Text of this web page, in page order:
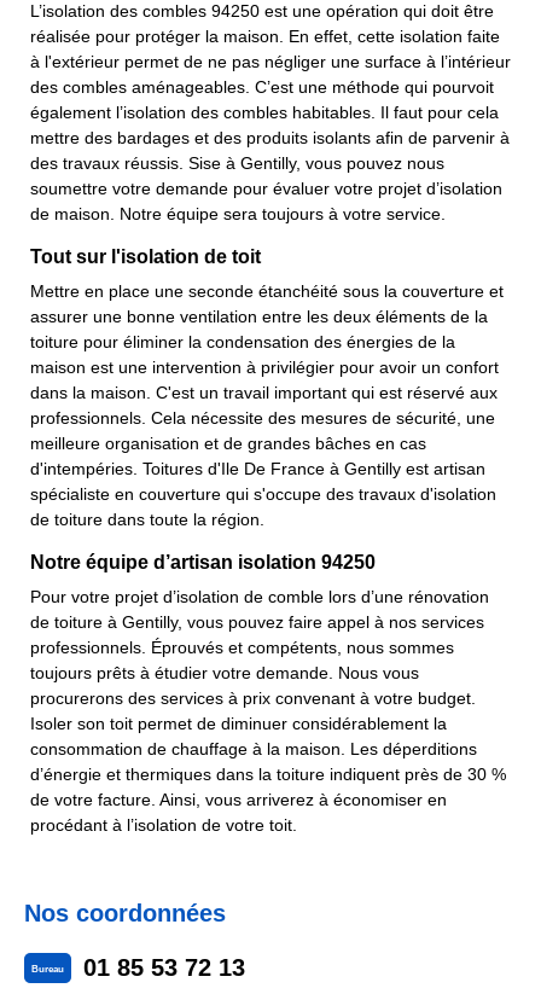
L’isolation des combles 94250 est une opération qui doit être
réalisée pour protéger la maison. En effet, cette isolation faite
à l'extérieur permet de ne pas négliger une surface à l’intérieur
des combles aménageables. C’est une méthode qui pourvoit
également l’isolation des combles habitables. Il faut pour cela
mettre des bardages et des produits isolants afin de parvenir à
des travaux réussis. Sise à Gentilly, vous pouvez nous
soumettre votre demande pour évaluer votre projet d’isolation
de maison. Notre équipe sera toujours à votre service.
Tout sur l'isolation de toit
Mettre en place une seconde étanchéité sous la couverture et
assurer une bonne ventilation entre les deux éléments de la
toiture pour éliminer la condensation des énergies de la
maison est une intervention à privilégier pour avoir un confort
dans la maison. C'est un travail important qui est réservé aux
professionnels. Cela nécessite des mesures de sécurité, une
meilleure organisation et de grandes bâches en cas
d'intempéries. Toitures d'Ile De France à Gentilly est artisan
spécialiste en couverture qui s'occupe des travaux d'isolation
de toiture dans toute la région.
Notre équipe d’artisan isolation 94250
Pour votre projet d’isolation de comble lors d’une rénovation
de toiture à Gentilly, vous pouvez faire appel à nos services
professionnels. Éprouvés et compétents, nous sommes
toujours prêts à étudier votre demande. Nous vous
procurerons des services à prix convenant à votre budget.
Isoler son toit permet de diminuer considérablement la
consommation de chauffage à la maison. Les déperditions
d’énergie et thermiques dans la toiture indiquent près de 30 %
de votre facture. Ainsi, vous arriverez à économiser en
procédant à l’isolation de votre toit.
Nos coordonnées
Bureau 01 85 53 72 13